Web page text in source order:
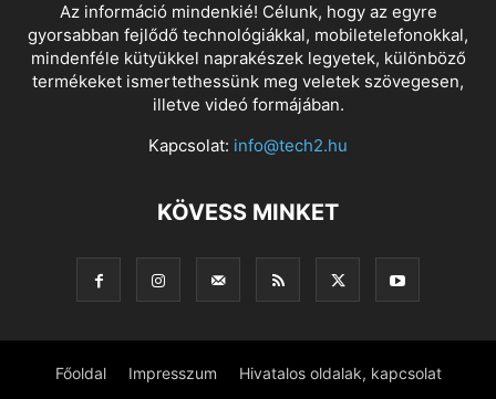
Az információ mindenkié! Célunk, hogy az egyre
gyorsabban fejlődő technológiákkal, mobiletelefonokkal,
mindenféle kütyükkel naprakészek legyetek, különböző
termékeket ismertethessünk meg veletek szövegesen,
illetve videó formájában.
Kapcsolat: info@tech2.hu
KÖVESS MINKET
Főoldal Impresszum Hivatalos oldalak, kapcsolat